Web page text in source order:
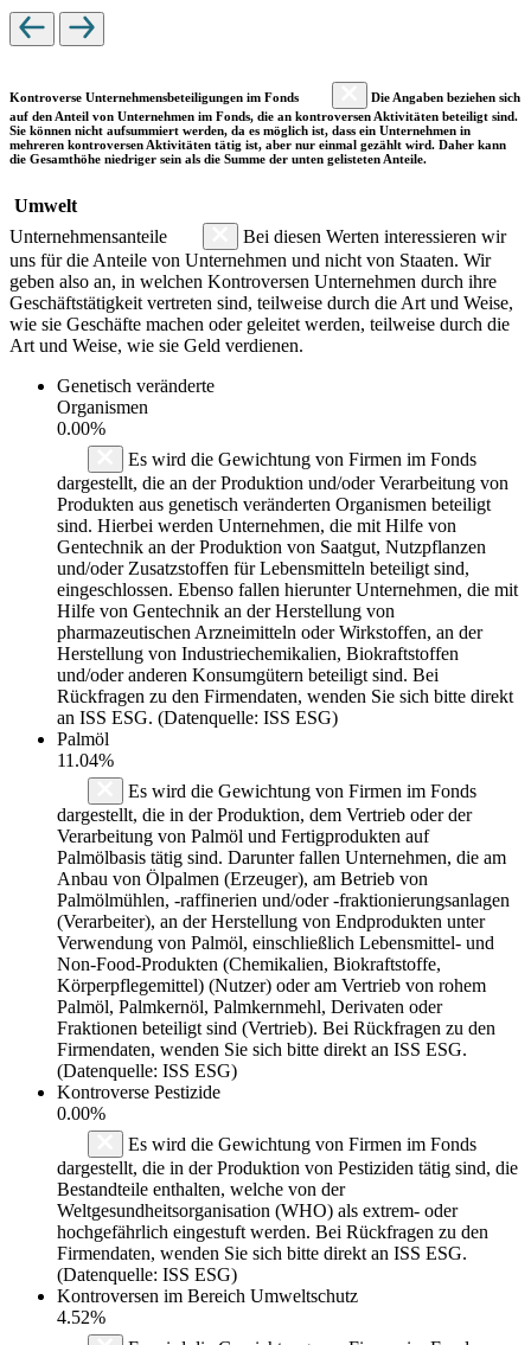
Kontroverse Unternehmensbeteiligungen im Fonds
Die Angaben beziehen sich
auf den Anteil von Unternehmen im Fonds, die an kontroversen Aktivitäten beteiligt sind.
Sie können nicht aufsummiert werden, da es möglich ist, dass ein Unternehmen in
mehreren kontroversen Aktivitäten tätig ist, aber nur einmal gezählt wird. Daher kann
die Gesamthöhe niedriger sein als die Summe der unten gelisteten Anteile.
Umwelt
Unternehmensanteile
Bei diesen Werten interessieren wir
uns für die Anteile von Unternehmen und nicht von Staaten. Wir
geben also an, in welchen Kontroversen Unternehmen durch ihre
Geschäftstätigkeit vertreten sind, teilweise durch die Art und Weise,
wie sie Geschäfte machen oder geleitet werden, teilweise durch die
Art und Weise, wie sie Geld verdienen.
Genetisch veränderte
Organismen
0.00%
Es wird die Gewichtung von Firmen im Fonds
dargestellt, die an der Produktion und/oder Verarbeitung von
Produkten aus genetisch veränderten Organismen beteiligt
sind. Hierbei werden Unternehmen, die mit Hilfe von
Gentechnik an der Produktion von Saatgut, Nutzpflanzen
und/oder Zusatzstoffen für Lebensmitteln beteiligt sind,
eingeschlossen. Ebenso fallen hierunter Unternehmen, die mit
Hilfe von Gentechnik an der Herstellung von
pharmazeutischen Arzneimitteln oder Wirkstoffen, an der
Herstellung von Industriechemikalien, Biokraftstoffen
und/oder anderen Konsumgütern beteiligt sind. Bei
Rückfragen zu den Firmendaten, wenden Sie sich bitte direkt
an ISS ESG. (Datenquelle: ISS ESG)
Palmöl
11.04%
Es wird die Gewichtung von Firmen im Fonds
dargestellt, die in der Produktion, dem Vertrieb oder der
Verarbeitung von Palmöl und Fertigprodukten auf
Palmölbasis tätig sind. Darunter fallen Unternehmen, die am
Anbau von Ölpalmen (Erzeuger), am Betrieb von
Palmölmühlen, -raffinerien und/oder -fraktionierungsanlagen
(Verarbeiter), an der Herstellung von Endprodukten unter
Verwendung von Palmöl, einschließlich Lebensmittel- und
Non-Food-Produkten (Chemikalien, Biokraftstoffe,
Körperpflegemittel) (Nutzer) oder am Vertrieb von rohem
Palmöl, Palmkernöl, Palmkernmehl, Derivaten oder
Fraktionen beteiligt sind (Vertrieb). Bei Rückfragen zu den
Firmendaten, wenden Sie sich bitte direkt an ISS ESG.
(Datenquelle: ISS ESG)
Kontroverse Pestizide
0.00%
Es wird die Gewichtung von Firmen im Fonds
dargestellt, die in der Produktion von Pestiziden tätig sind, die
Bestandteile enthalten, welche von der
Weltgesundheitsorganisation (WHO) als extrem- oder
hochgefährlich eingestuft werden. Bei Rückfragen zu den
Firmendaten, wenden Sie sich bitte direkt an ISS ESG.
(Datenquelle: ISS ESG)
Kontroversen im Bereich Umweltschutz
4.52%